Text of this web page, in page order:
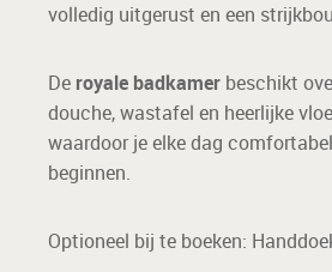
volledig uitgerust en een
De royale badkamer beschikt
douche, wastafel en heerlijke
waardoor je elke dag
beginnen.
Optioneel bij te boeken: